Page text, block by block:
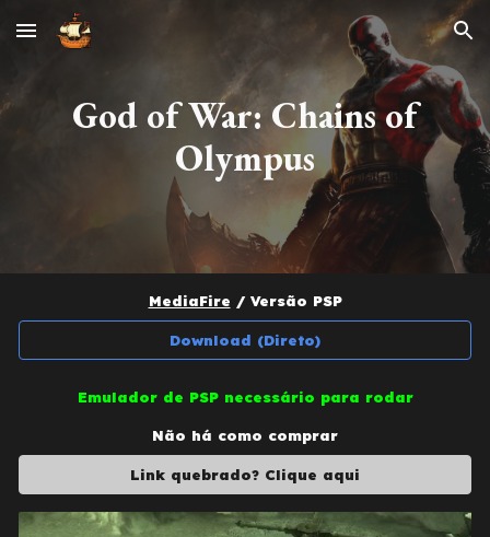
Skip to main content Skip to navigation
God of War: Chains of
Olympus
MediaFire / Versão PSP
Download (Direto)
Emulador de PSP necessário para rodar
Não há como comprar
Link quebrado? Clique aqui